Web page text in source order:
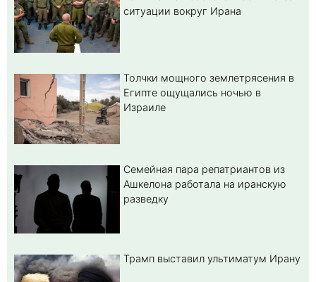
ситуации вокруг Ирана
Толчки мощного землетрясения в
Египте ощущались ночью в
Израиле
Семейная пара репатриантов из
Ашкелона работала на иранскую
разведку
Трамп выставил ультиматум Ирану